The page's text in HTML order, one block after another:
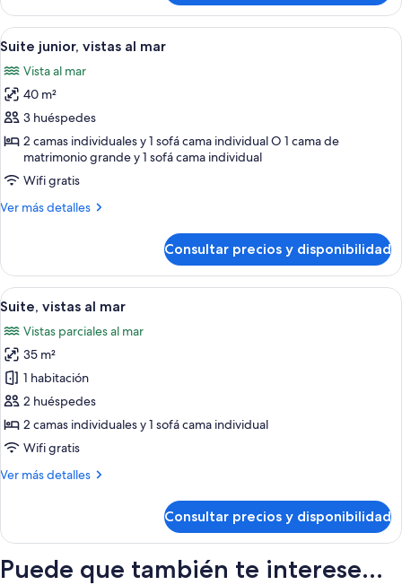
junior
(Star
Prestige,
Wellness)
Abrir
todas
las
fotos
de
Suite
junior,
vistas
al
Habitación de hotel moderna con
5
Suite junior, vistas al mar
Vista al mar
40 m²
3 huéspedes
2 camas individuales y 1 sofá cama individual O 1 cama de
matrimonio grande y 1 sofá cama individual
Wifi gratis
Ver más detalles
Más
junior,
vistas
al
Consultar precios y disponibilidad
Abrir
todas
las
fotos
de
Suite,
vistas
al
Habitación de hotel con una cama
5
Suite, vistas al mar
Vistas parciales al mar
35 m²
1 habitación
2 huéspedes
2 camas individuales y 1 sofá cama individual
Wifi gratis
Ver más detalles
Más
vistas
mar
Consultar precios y disponibilidad
Puede que también te interese...